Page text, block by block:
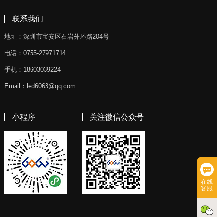
联系我们
地址：深圳市宝安区石岩外环路204号
电话：0755-27971714
手机：18603039224
Email：led6063@qq.com
小程序 关注微信公众号
在线
客服